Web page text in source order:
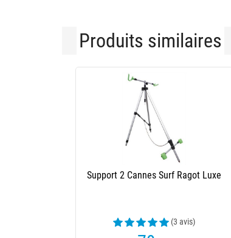
Produits similaires
Trépied